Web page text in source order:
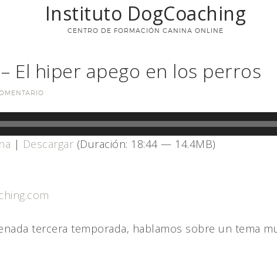
Instituto DogCoaching
CENTRO DE FORMACIÓN CANINA ONLINE
El hiper apego en los perros
| Descargar (Duración: 18:44 — 14.4MB)
tercera temporada, hablamos sobre un tema